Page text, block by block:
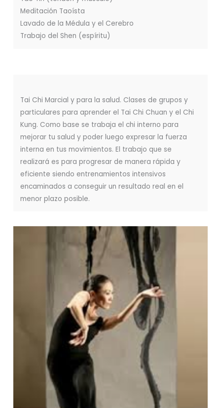
Meditación Taoísta
Lavado de la Médula y el Cerebro
Trabajo del Shen (espíritu)
Tai Chi Marcial y para la salud. Clases de grupos y
particulares para aprender el Tai Chi Chuan y el Chi
Kung. Como base se trabaja el chi interno para
mejorar tu salud y poder luego expresar la fuerza
interna en tus movimientos. El trabajo que se
realizará es para progresar de manera rápida y
eficiente siendo entrenamientos intensivos
encaminados a conseguir un resultado real en el
menor plazo posible.